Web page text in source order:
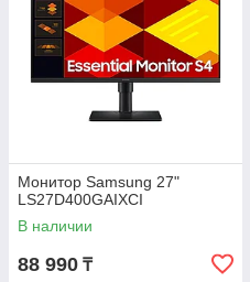
Монитор Samsung 27"
LS27D400GAIXCI
В наличии
88 990 ₸